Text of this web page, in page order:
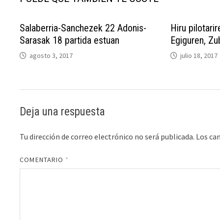
Salaberria-Sanchezek 22 Adonis-
Sarasak 18 partida estuan
agosto 3, 2017
Hiru
Egiguren,
julio 18, 2017
Deja una respuesta
Tu dirección de correo electrónico no será publicada. Los
COMENTARIO *